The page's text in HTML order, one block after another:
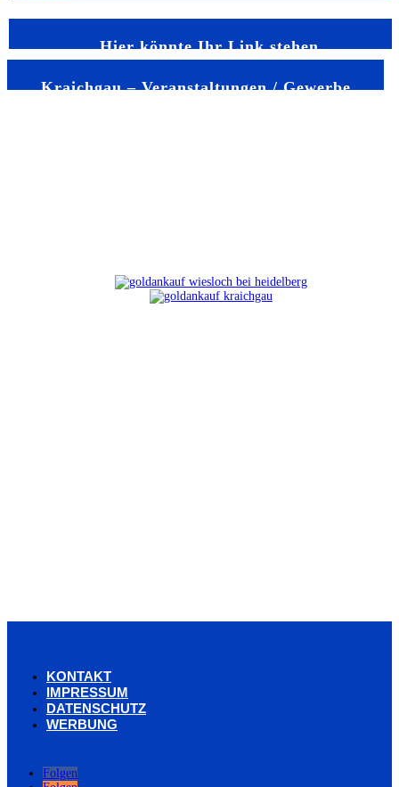
Hier könnte Ihr Link stehen
Kraichgau – Veranstaltungen / Gewerbe
KONTAKT
IMPRESSUM
DATENSCHUTZ
WERBUNG
Folgen